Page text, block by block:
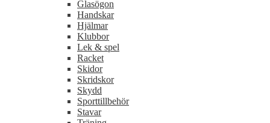
Glasögon
Handskar
Hjälmar
Klubbor
Lek & spel
Racket
Skidor
Skridskor
Skydd
Sporttillbehör
Stavar